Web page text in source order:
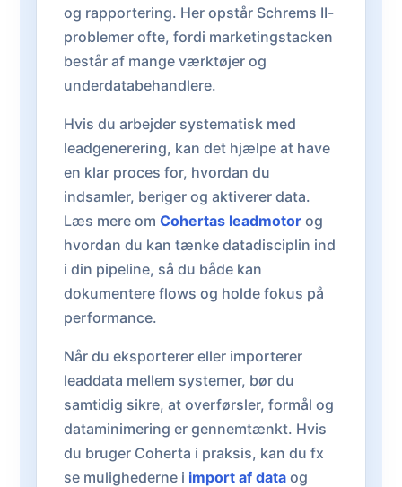
og rapportering. Her opstår Schrems II-
problemer ofte, fordi marketingstacken
består af mange værktøjer og
underdatabehandlere.
Hvis du arbejder systematisk med
leadgenerering, kan det hjælpe at have
en klar proces for, hvordan du
indsamler, beriger og aktiverer data.
Læs mere om Cohertas leadmotor og
hvordan du kan tænke datadisciplin ind
i din pipeline, så du både kan
dokumentere flows og holde fokus på
performance.
Når du eksporterer eller importerer
leaddata mellem systemer, bør du
samtidig sikre, at overførsler, formål og
dataminimering er gennemtænkt. Hvis
du bruger Coherta i praksis, kan du fx
se mulighederne i import af data og